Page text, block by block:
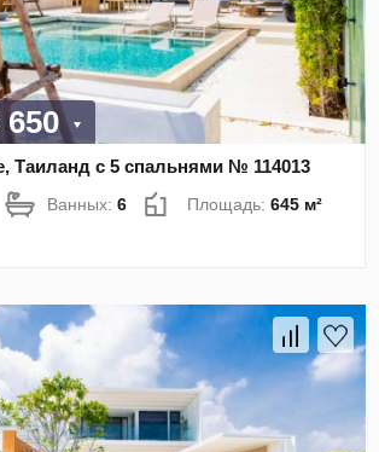
650
Таиланд с 5 спальнями № 114013
Ванных:6 Площадь:645 м²